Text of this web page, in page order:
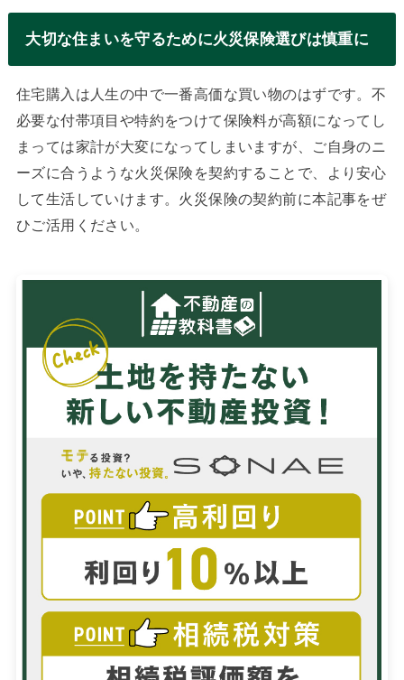
大切な住まいを守るために火災保険選びは慎重に
住宅購入は人生の中で一番高価な買い物のはずです。不
必要な付帯項目や特約をつけて保険料が高額になってし
まっては家計が大変になってしまいますが、ご自身のニ
ーズに合うような火災保険を契約することで、より安心
して生活していけます。火災保険の契約前に本記事をぜ
ひご活用ください。